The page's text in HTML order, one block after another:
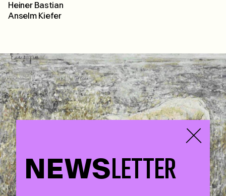
Heiner Bastian
Anselm Kiefer
NEWSLETTER